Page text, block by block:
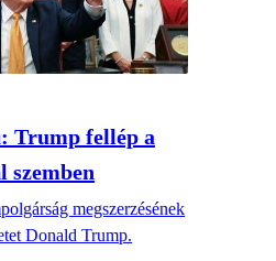
Trump fellép a
szemben
megszerzésének
Donald Trump.